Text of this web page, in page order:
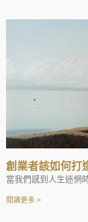
創業者該如何打
當我們感到人生迷惘
閱讀更多 >